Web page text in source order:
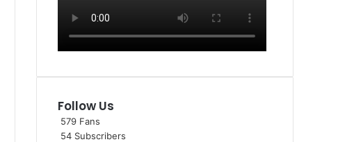
Follow Us
579 Fans
54 Subscribers